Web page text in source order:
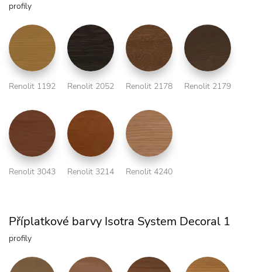
profily
Renolit 1192 Renolit 2052 Renolit 2178 Renolit 2179
Renolit 3043 Renolit 3214 Renolit 4240
Příplatkové barvy Isotra System Decoral 1
profily